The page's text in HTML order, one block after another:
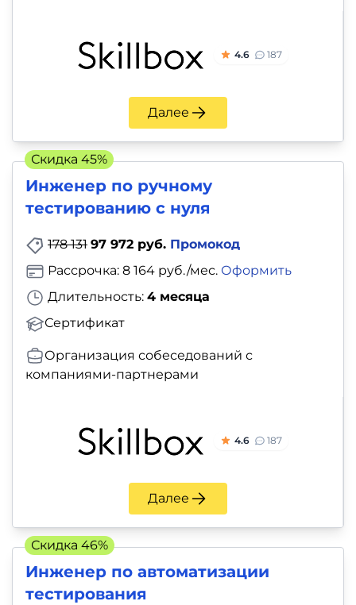
4.6 187
Далее
Инженер по ручному
тестированию с нуля
178 131 97 972 руб. Промокод
Длительность: 4 месяца
Сертификат
Рассрочка: 8 164 руб./мес. Оформить
Организация собеседований с
компаниями-партнерами
4.6 187
Далее
Скидка 45%
Инженер по автоматизации
тестирования
Скидка 46%